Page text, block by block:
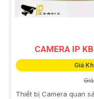
CAMERA IP
Giá
Thiết bị Camera quan